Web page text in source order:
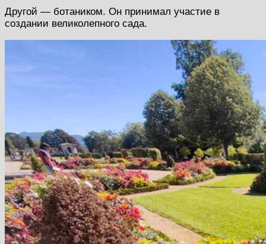
Другой — ботаником. Он принимал участие в
создании великолепного сада.